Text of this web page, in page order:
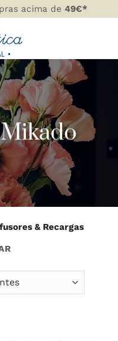
acima de 49€*
& Recargas